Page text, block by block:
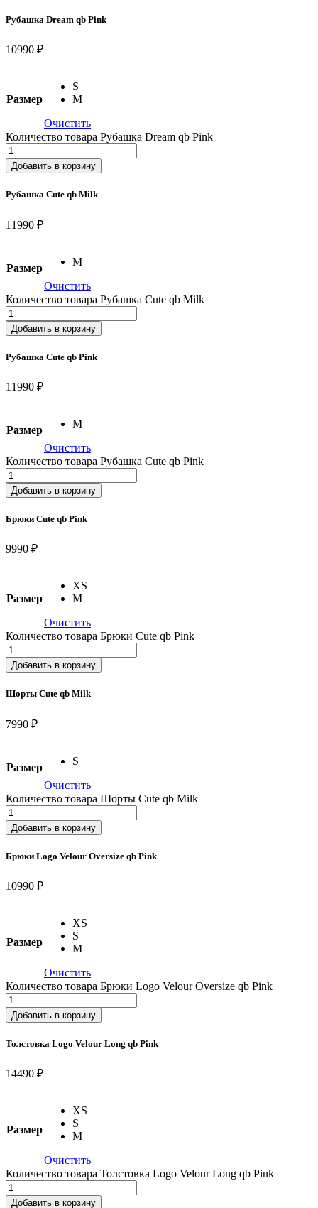
Рубашка Dream qb Pink
10990 ₽
Размер
S
M
Очистить
Количество товара Рубашка Dream qb Pink
Добавить в корзину
Рубашка Cute qb Milk
11990 ₽
Размер
M
Очистить
Количество товара Рубашка Cute qb Milk
Добавить в корзину
Рубашка Cute qb Pink
11990 ₽
Размер
M
Очистить
Количество товара Рубашка Cute qb Pink
Добавить в корзину
Брюки Cute qb Pink
9990 ₽
Размер
XS
M
Очистить
Количество товара Брюки Cute qb Pink
Добавить в корзину
Шорты Cute qb Milk
7990 ₽
Размер
S
Очистить
Количество товара Шорты Cute qb Milk
Добавить в корзину
Брюки Logo Velour Oversize qb Pink
10990 ₽
Размер
XS
S
M
Очистить
Количество товара Брюки Logo Velour Oversize qb Pink
Добавить в корзину
Толстовка Logo Velour Long qb Pink
14490 ₽
Размер
XS
S
M
Очистить
Количество товара Толстовка Logo Velour Long qb Pink
Добавить в корзину